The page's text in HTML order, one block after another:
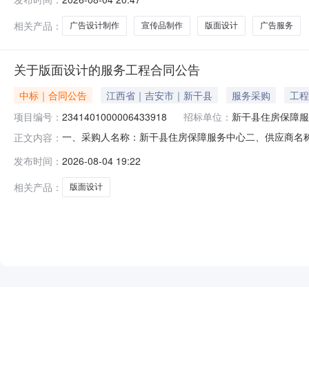
1.0016311631服务要求或标的基本概况：七、其它事项
相关产品：
广告设计制作 宣传品制作 版面设计 广告服务
关于版面设计的服务工程合同公告
中标｜合同公告 江西省｜吉安市｜新干县 服务采购
工程
项目编号： 2341401000006433918 招标单位： 新干县住房保障
正文内容： 一、采购人名称：新干县住房保障服务中心二、供应商
务要求或标的基本概况：七、其它事项：无八、联系方
发布时间： 2026-08-04 19:22
相关产品：
版面设计